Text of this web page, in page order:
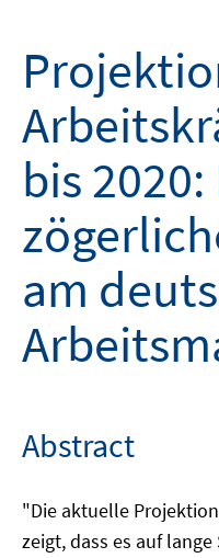
bis
am
Abstract
"Die aktuelle
zeigt, dass es auf